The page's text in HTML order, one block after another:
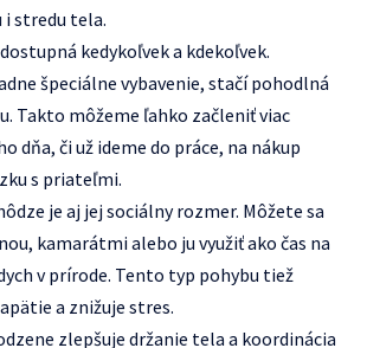
i stredu tela.
kedykoľvek a kdekoľvek.
špeciálne vybavenie, stačí pohodlná
Takto môžeme ľahko začleniť viac
dňa, či už ideme do práce, na nákup
s priateľmi.
je aj jej sociálny rozmer. Môžete sa
kamarátmi alebo ju využiť ako čas na
v prírode. Tento typ pohybu tiež
a znižuje stres.
zlepšuje držanie tela a koordinácia